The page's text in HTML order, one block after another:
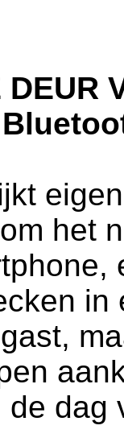
het
in
dag